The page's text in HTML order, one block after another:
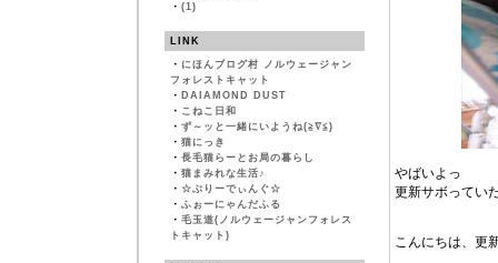
・ (1)
LINK
・ にほんブログ村 ノルウェージャン
フォレストキャット
・ DAIAMOND DUST
・ こねこ日和
・ ず～ッと一緒にいようね(≧∇≦)
・ 猫にっき
・ 長毛猫らーとお局の暮らし
・ 猫まみれな生活♪
・ ☆ぶりーでぃんぐ☆
・ ふぉーにゃんだふる
・ 毛玉道(ノルウェージャンフォレス
トキャット)
やばいよっ
更新サボってい
こんにちは、更